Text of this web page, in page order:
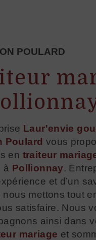
POULARD
Laur'envie
Poulard vous
en traiteur
à Pollionnay.
et d’un
nous mettons tout
satisfaire. Nous
ainsi dans
mariage et